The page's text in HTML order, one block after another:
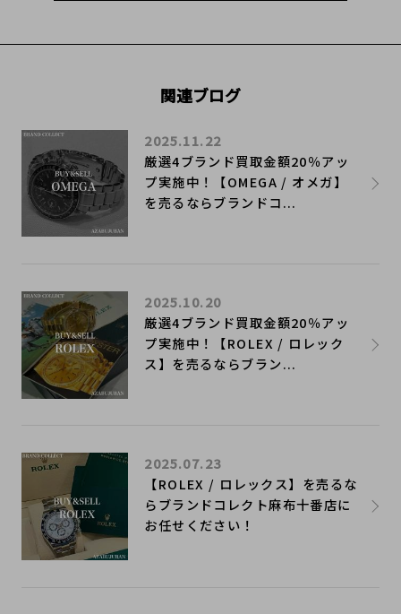
関連ブログ
厳選4ブランド買取金額20％アッ
プ実施中！【OMEGA / オメガ】
を売るならブランドコ...
2025.11.22
厳選4ブランド買取金額20％アッ
プ実施中！【ROLEX / ロレック
ス】を売るならブラン...
2025.10.20
【ROLEX / ロレックス】を売るな
らブランドコレクト麻布十番店に
お任せください！
2025.07.23